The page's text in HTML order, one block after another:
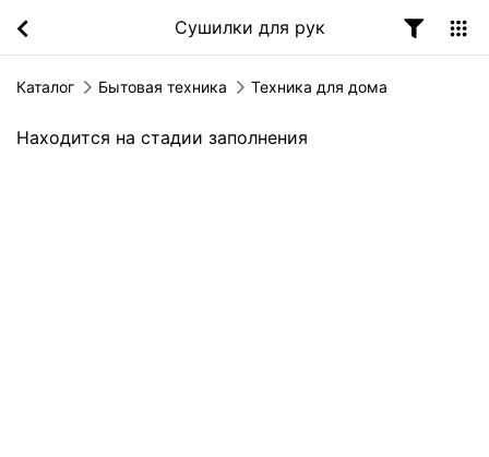
Сушилки для рук
Каталог Бытовая техника Техника для дома
Находится на стадии заполнения